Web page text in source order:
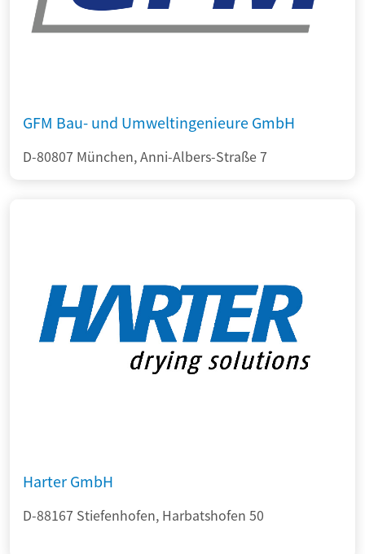
GFM Bau- und Umweltingenieure GmbH
D-80807 München, Anni-Albers-Straße 7
Harter GmbH
D-88167 Stiefenhofen, Harbatshofen 50